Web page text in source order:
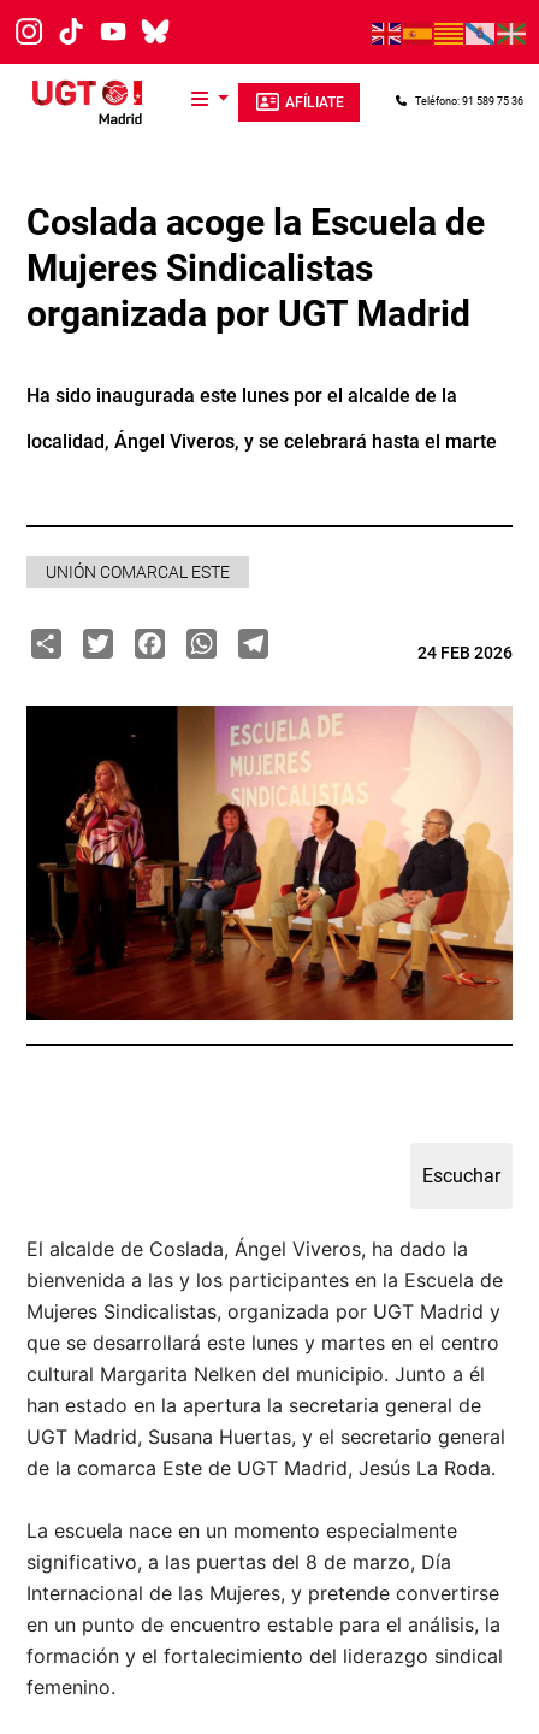
Pasar al contenido principal
AFÍLIATE Teléfono: 91 589 75 36
Coslada acoge la Escuela de
Mujeres Sindicalistas
organizada por UGT Madrid
Ha sido inaugurada este lunes por el alcalde de la
localidad, Ángel Viveros, y se celebrará hasta el marte
UNIÓN COMARCAL ESTE
ShareTwitterFacebook
WhatsApp
Telegram24 FEB 2026
El alcalde de Coslada, Ángel Viveros, ha dado la
bienvenida a las y los participantes en la Escuela de
Mujeres Sindicalistas, organizada por UGT Madrid y
que se desarrollará este lunes y martes en el centro
cultural Margarita Nelken del municipio. Junto a él
han estado en la apertura la secretaria general de
UGT Madrid, Susana Huertas, y el secretario general
de la comarca Este de UGT Madrid, Jesús La Roda.
La escuela nace en un momento especialmente
significativo, a las puertas del 8 de marzo, Día
Internacional de las Mujeres, y pretende convertirse
en un punto de encuentro estable para el análisis, la
formación y el fortalecimiento del liderazgo sindical
femenino.